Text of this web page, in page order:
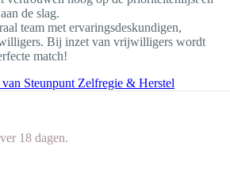
de slag.
team met ervaringsdeskundigen,
Bij inzet van vrijwilligers wordt
match!
Steunpunt Zelfregie & Herstel
18 dagen.